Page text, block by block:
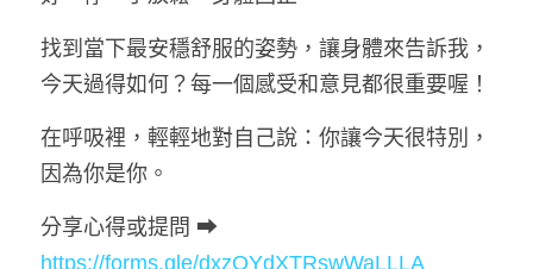
找到當下最安穩舒服的姿勢，讓身體來告訴我，
今天過得如何？每一個感受和意見都很重要喔！
在呼吸裡，輕輕地對自己說：你讓今天很特別，
因為你是你。
https://forms.gle/dxzQYdXTRswWaLLLA